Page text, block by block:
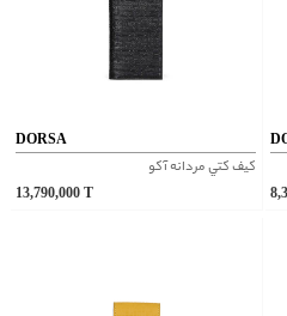
DORSA
کيف کتي مردانه آکو
13,790,000